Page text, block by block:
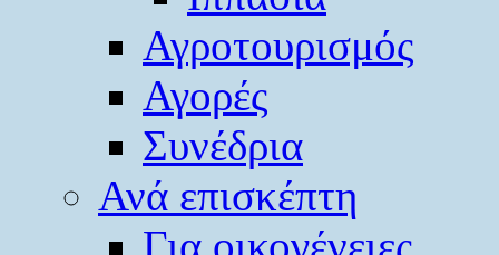
Αγροτουρισμός
Αγορές
Συνέδρια
Ανά επισκέπτη
Για οικογένειες